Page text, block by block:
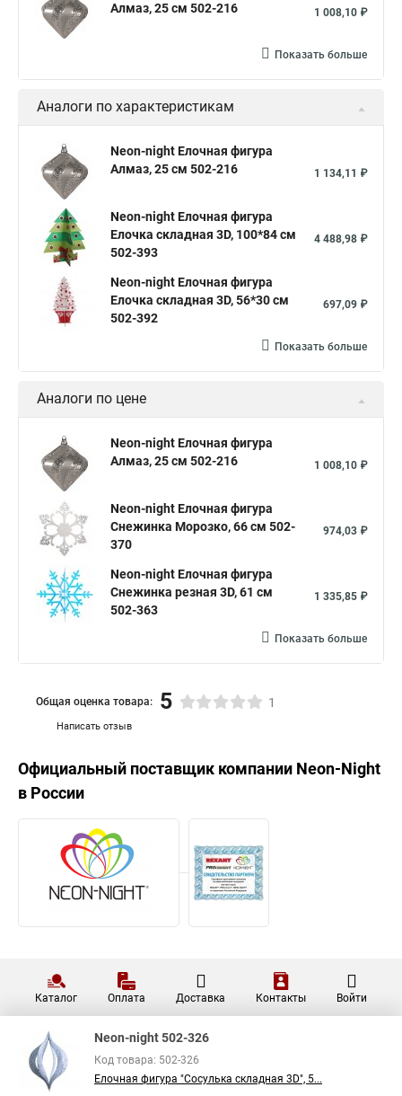
Алмаз, 25 см 502-216
1 008,10 ₽
Показать больше
Аналоги по характеристикам
Neon-night Елочная фигура
Алмаз, 25 см 502-216
1 134,11 ₽
Neon-night Елочная фигура
Елочка складная 3D, 100*84 см
502-393
4 488,98 ₽
Neon-night Елочная фигура
Елочка складная 3D, 56*30 см
502-392
697,09 ₽
Показать больше
Аналоги по цене
Neon-night Елочная фигура
Алмаз, 25 см 502-216
1 008,10 ₽
Neon-night Елочная фигура
Снежинка Морозко, 66 см 502-
370
974,03 ₽
Neon-night Елочная фигура
Снежинка резная 3D, 61 см
502-363
1 335,85 ₽
Показать больше
Написать отзыв
Общая оценка товара: 5 1
Официальный поставщик компании Neon-Night
в России
Каталог Оплата Доставка Контакты Войти
Neon-night 502-326
Код товара: 502-326
Елочная фигура "Сосулька складная 3D", 5...